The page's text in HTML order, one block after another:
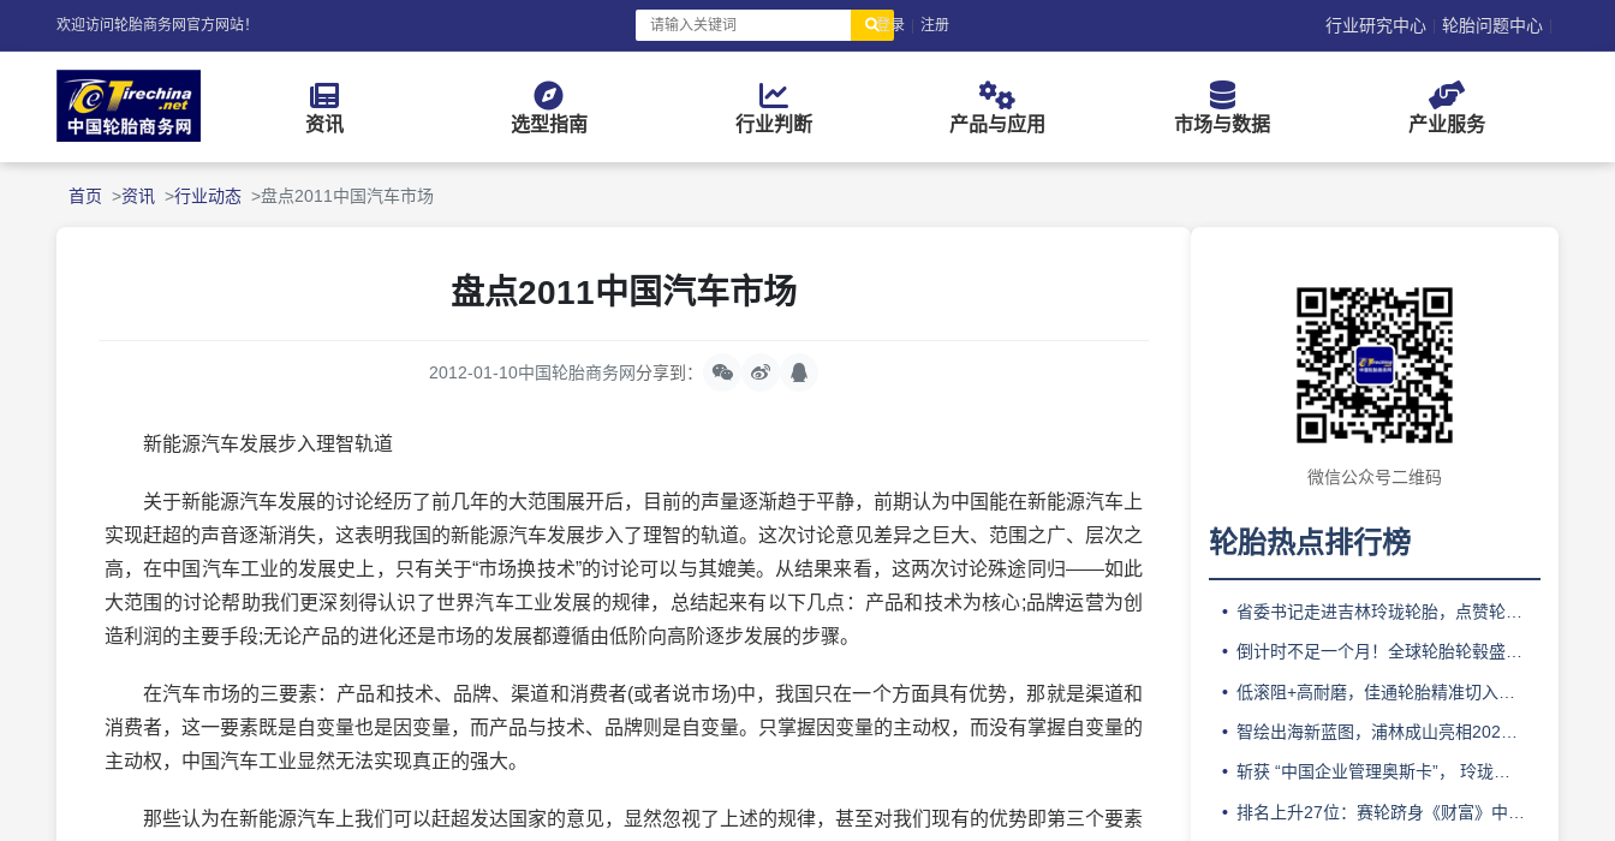
欢迎访问轮胎商务网官方网站！ 登录 | 注册 行业研究中心 | 轮胎问题中心 |
资讯 选型指南 行业判断 产品与应用 市场与数据 产业服务
首页 资讯 行业动态 盘点2011中国汽车市场
盘点2011中国汽车市场
2012-01-10中国轮胎商务网分享到：
新能源汽车发展步入理智轨道
关于新能源汽车发展的讨论经历了前几年的大范围展开后，目前的声量逐渐趋于平静，前期认为中国能在新能源汽车上
实现赶超的声音逐渐消失，这表明我国的新能源汽车发展步入了理智的轨道。这次讨论意见差异之巨大、范围之广、层次之
高，在中国汽车工业的发展史上，只有关于“市场换技术”的讨论可以与其媲美。从结果来看，这两次讨论殊途同归——如此
大范围的讨论帮助我们更深刻得认识了世界汽车工业发展的规律，总结起来有以下几点：产品和技术为核心;品牌运营为创
造利润的主要手段;无论产品的进化还是市场的发展都遵循由低阶向高阶逐步发展的步骤。
在汽车市场的三要素：产品和技术、品牌、渠道和消费者(或者说市场)中，我国只在一个方面具有优势，那就是渠道和
消费者，这一要素既是自变量也是因变量，而产品与技术、品牌则是自变量。只掌握因变量的主动权，而没有掌握自变量的
主动权，中国汽车工业显然无法实现真正的强大。
那些认为在新能源汽车上我们可以赶超发达国家的意见，显然忽视了上述的规律，甚至对我们现有的优势即第三个要素
微信公众号二维码
轮胎热点排行榜
省委书记走进吉林玲珑轮胎，点赞轮胎智造标杆
倒计时不足一个月！全球轮胎轮毂盛会即将登陆上海！
低滚阻+高耐磨，佳通轮胎精准切入新能源轻卡赛道
智绘出海新蓝图，浦林成山亮相2026泰中合作博览会
斩获 “中国企业管理奥斯卡”， 玲珑轮胎蝉联 BMC 大奖
排名上升27位：赛轮跻身《财富》中国500强背后的增长逻辑